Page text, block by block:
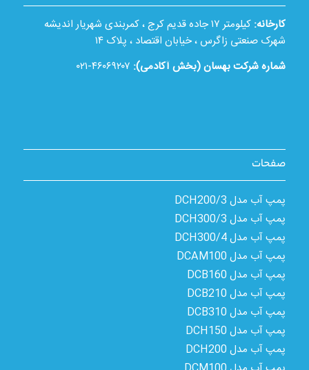
کارخانه:
کیلومتر ۱۷ جاده قدیم کرج ، کمربندی شهریار اندیشه
شهرک صنعتی زاگرس ، خیابان اقتصاد ، پلاک ۱۴
شماره شرکت بهسان (بخش آکادمی): ۴۶۰۶۹۲۰۷-۰۲۱
صفحات
پمپ آب مدل 3/DCH200
پمپ آب مدل 3/DCH300
پمپ آب مدل 4/DCH300
پمپ آب مدل DCAM100
پمپ آب مدل DCB160
پمپ آب مدل DCB210
پمپ آب مدل DCB310
پمپ آب مدل DCH150
پمپ آب مدل DCH200